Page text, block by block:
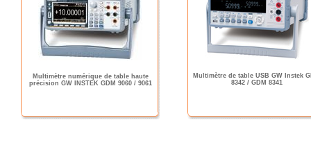
Multimètre numérique de table haute
précision GW INSTEK GDM 9060 / 9061
Multimètre de table USB GW Instek
8342 / GDM 8341